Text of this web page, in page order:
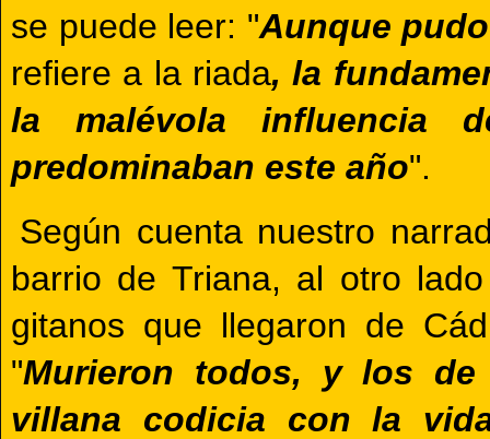
se puede leer: "Aunque
refiere a la riada, la
la malévola influencia
predominaban este año".
Según cuenta nuestro
barrio de Triana, al otro
gitanos que llegaron de
"Murieron todos, y los
villana codicia con la